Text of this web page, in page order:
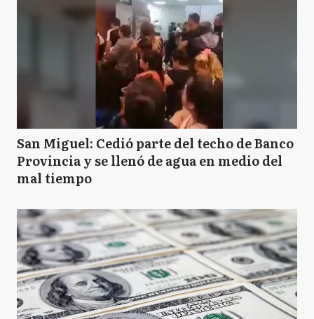
San Miguel: Cedió parte del techo de Banco
Provincia y se llenó de agua en medio del
mal tiempo